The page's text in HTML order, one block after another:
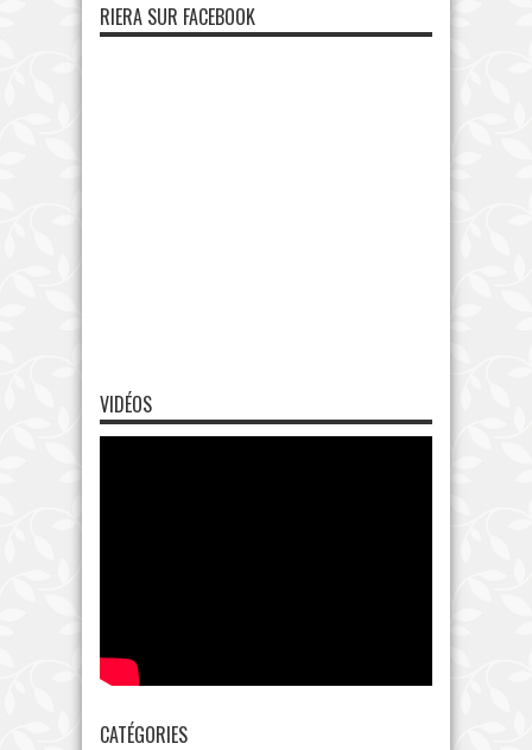
RIERA SUR FACEBOOK
VIDÉOS
CATÉGORIES